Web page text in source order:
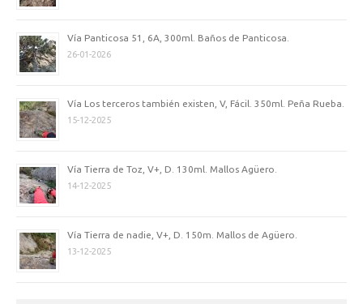
Vía Panticosa 51, 6A, 300ml. Baños de Panticosa.
26-01-2026
Vía Los terceros también existen, V, Fácil. 350ml. Peña Rueba.
15-12-2025
Vía Tierra de Toz, V+, D. 130ml. Mallos Agüero.
14-12-2025
Vía Tierra de nadie, V+, D. 150m. Mallos de Agüero.
13-12-2025